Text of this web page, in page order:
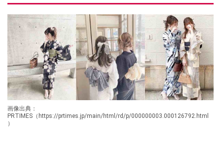
画像出典：
PRTIMES（https://prtimes.jp/main/html/rd/p/000000003.000126792.html
）